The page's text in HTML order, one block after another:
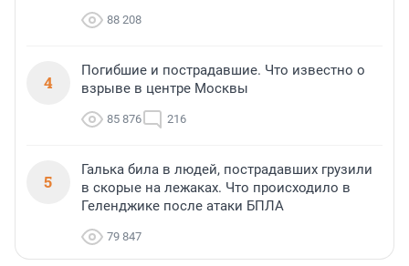
88 208
4
Погибшие и пострадавшие. Что известно о
взрыве в центре Москвы
85 876 216
5
Галька била в людей, пострадавших грузили
в скорые на лежаках. Что происходило в
Геленджике после атаки БПЛА
79 847